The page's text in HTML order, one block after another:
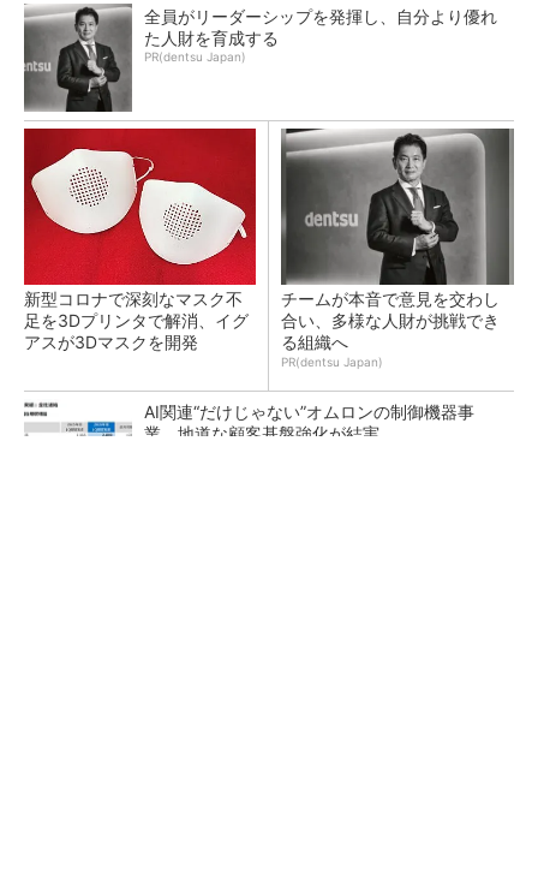
全員がリーダーシップを発揮し、自分より優れ
た人財を育成する
PR(dentsu Japan)
新型コロナで深刻なマスク不
足を3Dプリンタで解消、イグ
アスが3Dマスクを開発
チームが本音で意見を交わし
合い、多様な人財が挑戦でき
る組織へ
PR(dentsu Japan)
AI関連“だけじゃない”オムロンの制御機器事
業、地道な顧客基盤強化が結実